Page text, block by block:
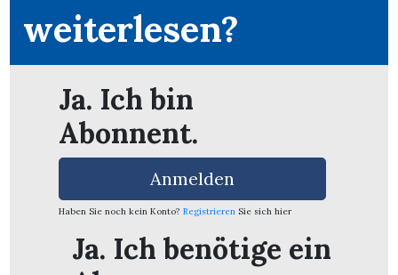
weiterlesen?
Ja. Ich bin
Abonnent.
Anmelden
Haben Sie noch kein Konto? Registrieren Sie sich hier
Ja. Ich benötige ein